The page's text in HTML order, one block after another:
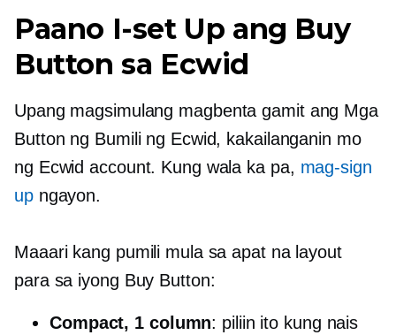
Paano I-set Up ang Buy
Button sa Ecwid
Upang magsimulang magbenta gamit ang Mga
Button ng Bumili ng Ecwid, kakailanganin mo
ng Ecwid account. Kung wala ka pa, mag-sign
upngayon.
Maaari kang pumili mula sa apat na layout
para sa iyong Buy Button:
Compact, 1 column: piliin ito kung nais